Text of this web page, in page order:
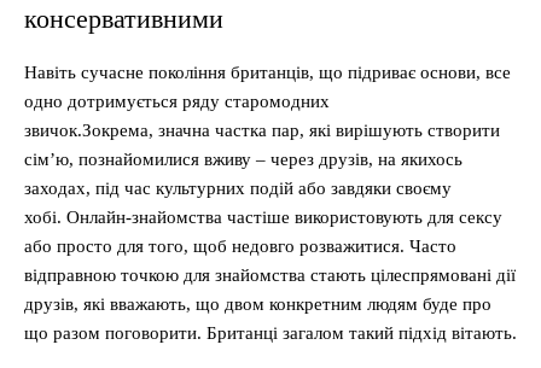
консервативними
Навіть сучасне покоління британців, що підриває основи, все
одно дотримується ряду старомодних
звичок.Зокрема, значна частка пар, які вирішують створити
сім’ю, познайомилися вживу – через друзів, на якихось
заходах, під час культурних подій або завдяки своєму
хобі. Онлайн-знайомства частіше використовують для сексу
або просто для того, щоб недовго розважитися. Часто
відправною точкою для знайомства стають цілеспрямовані дії
друзів, які вважають, що двом конкретним людям буде про
що разом поговорити. Британці загалом такий підхід вітають.